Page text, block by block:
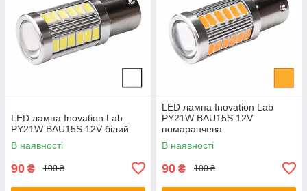
LED лампа Inovation Lab
PY21W BAU15S 12V білий
В наявності
90 ₴ 100 ₴
LED лампа Inovation Lab
PY21W BAU15S 12V
помаранчева
В наявності
90 ₴ 100 ₴